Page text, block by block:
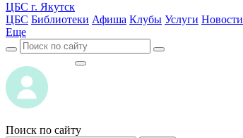
ЦБС г. Якутск
ЦБС Библиотеки Афиша Клубы Услуги Новости
Еще
Поиск по сайту